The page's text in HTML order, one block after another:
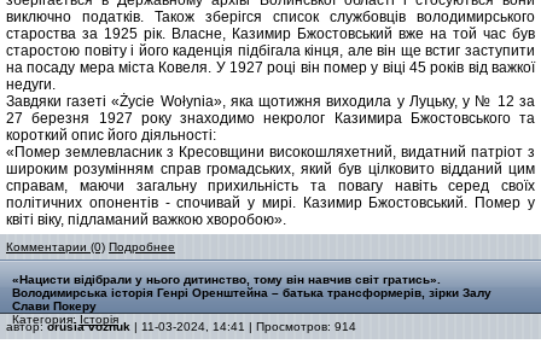
виключно податків. Також зберігся список службовців володимирського
староства за 1925 рік. Власне, Казимир Бжостовський вже на той час був
старостою повіту і його каденція підбігала кінця, але він ще встиг заступити
на посаду мера міста Ковеля. У 1927 році він помер у віці 45 років від важкої
недуги.
Завдяки газеті «Życie Wołynia», яка щотижня виходила у Луцьку, у № 12 за
27 березня 1927 року знаходимо некролог Казимира Бжостовського та
короткий опис його діяльності:
«Помер землевласник з Кресовщини високошляхетний, видатний патріот з
широким розумінням справ громадських, який був цілковито відданий цим
справам, маючи загальну прихильність та повагу навіть серед своїх
політичних опонентів - спочивай у мирі. Казимир Бжостовський. Помер у
квіті віку, підламаний важкою хворобою».
Комментарии (0) Подробнее
«Нацисти відібрали у нього дитинство, тому він навчив світ гратись».
Володимирська історія Генрі Оренштейна – батька трансформерів, зірки Залу
Слави Покеру
Категория: Історія
автор:orusia voznuk | 11-03-2024, 14:41 | Просмотров: 914